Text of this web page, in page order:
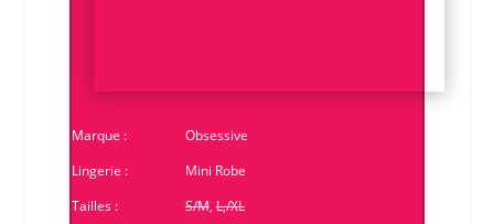
Marque :
Obsessive
Lingerie :
Mini Robe
Tailles :
S/M,L,/XL